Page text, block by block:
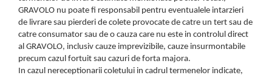
GRAVOLO nu poate fi responsabil pentru eventualele intarzieri
de livrare sau pierderi de colete provocate de catre un tert sau de
catre consumator sau de o cauza care nu este in controlul direct
al GRAVOLO, inclusiv cauze imprevizibile, cauze insurmontabile
precum cazul fortuit sau cazuri de forta majora.
In cazul nereceptionarii coletului in cadrul termenelor indicate,